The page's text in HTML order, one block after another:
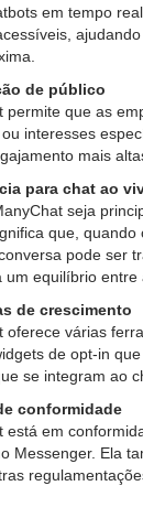
em tempo
de público
permite que as
interesses
mais
para chat ao
seja
que,
pode ser
um equilíbrio
de crescimento
oferece várias
de opt-in
se integram ao
conformidade
está em
Messenger. Ela